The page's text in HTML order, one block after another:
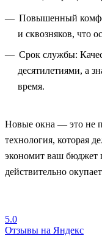
Повышенный
и сквозняков, что
Срок службы:
десятилетиями, а
время.
Новые окна — это не
технология, которая
экономит ваш бюджет
действительно
5.0
Отзывы на Яндекс